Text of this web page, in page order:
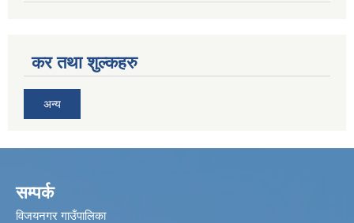
कर तथा शुल्कहरु
अन्य
सम्पर्क
विजयनगर गाउँपालिका